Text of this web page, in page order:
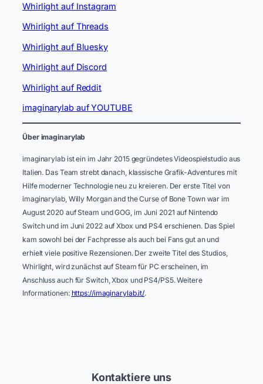
Whirlight auf Instagram
Whirlight auf Threads
Whirlight auf Bluesky
Whirlight auf Discord
Whirlight auf Reddit
imaginarylab auf YOUTUBE
Über imaginarylab
imaginarylab ist ein im Jahr 2015 gegründetes Videospielstudio aus
Italien. Das Team strebt danach, klassische Grafik-Adventures mit
Hilfe moderner Technologie neu zu kreieren. Der erste Titel von
imaginarylab, Willy Morgan and the Curse of Bone Town war im
August 2020 auf Steam und GOG, im Juni 2021 auf Nintendo
Switch und im Juni 2022 auf Xbox und PS4 erschienen. Das Spiel
kam sowohl bei der Fachpresse als auch bei Fans gut an und
erhielt viele positive Rezensionen. Der zweite Titel des Studios,
Whirlight, wird zunächst auf Steam für PC erscheinen, im
Anschluss auch für Switch, Xbox und PS4/PS5. Weitere
Informationen: https://imaginarylab.it/.
Kontaktiere uns